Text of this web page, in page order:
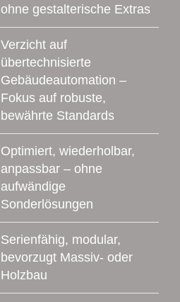
ohne gestalterische Extras
Verzicht auf
übertechnisierte
Gebäudeautomation –
Fokus auf robuste,
bewährte Standards
Optimiert, wiederholbar,
anpassbar – ohne
aufwändige
Sonderlösungen
Serienfähig, modular,
bevorzugt Massiv- oder
Holzbau